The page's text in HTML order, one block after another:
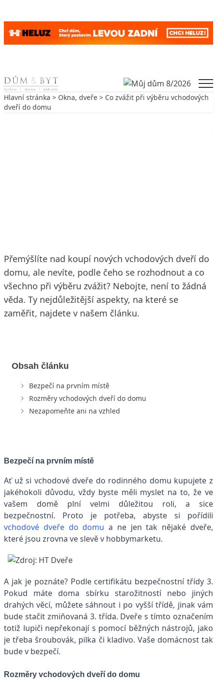
Skip to content
Hlavní stránka > Okna, dveře > Co zvážit při výběru vchodových
dveří do domu
Přemýšlíte nad koupí nových vchodových dveří do
domu, ale nevíte, podle čeho se rozhodnout a co
všechno při výběru zvážit? Nebojte, není to žádná
věda. Ty nejdůležitější aspekty, na které se
zaměřit, najdete v našem článku.
Obsah článku
Bezpečí na prvním místě
Rozměry vchodových dveří do domu
Nezapomeňte ani na vzhled
Bezpečí na prvním místě
Ať už si vchodové dveře do rodinného domu kupujete z
jakéhokoli důvodu, vždy byste měli myslet na to, že ve
vašem domě plní velmi důležitou roli, a sice
bezpečnostní. Proto je potřeba, abyste si pořídili
vchodové dveře do domu a ne jen tak nějaké dveře,
které jsou zrovna ve slevě v hobbymarketu.
A jak je poznáte? Podle certifikátu bezpečnostní třídy 3.
Pokud máte doma sbírku starožitností nebo jiných
drahých věcí, můžete sáhnout i po vyšší třídě, jinak vám
bude stačit zmiňovaná 3. třída. Dveře s tímto označením
totiž lupiči nepřekonají s pomocí běžných nástrojů, jako
je třeba šroubovák, pilka či kladivo. Vaše domácnost tak
bude v bezpečí.
Rozměry vchodových dveří do domu